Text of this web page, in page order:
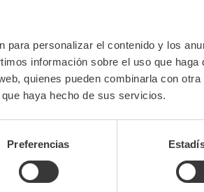
para personalizar el contenido y los
información sobre el uso que
quienes pueden combinarla con
haya hecho de sus servicios.
Preferencias